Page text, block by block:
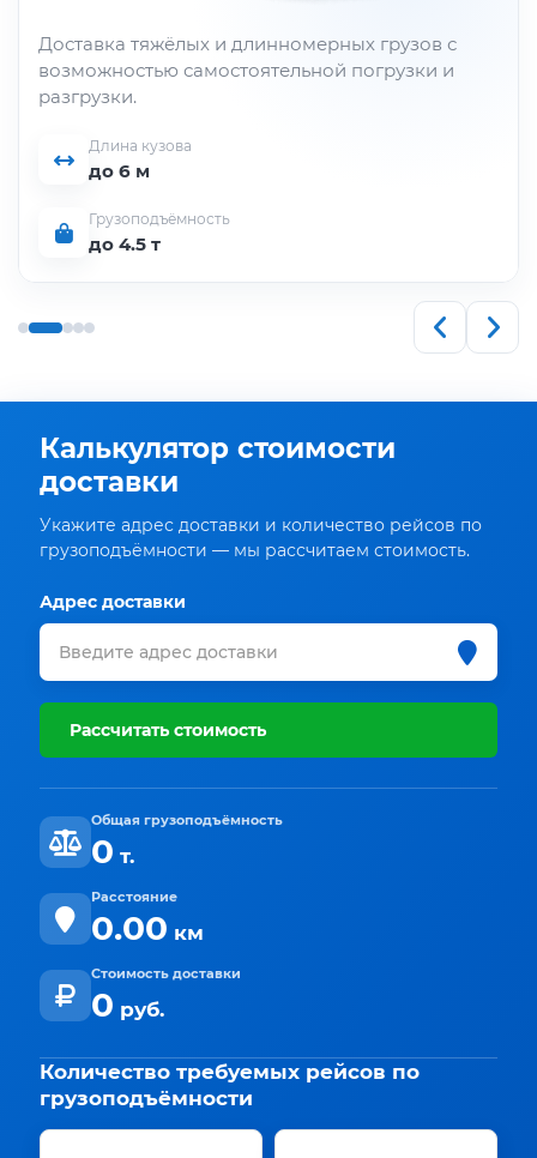
Доставка тяжёлых и длинномерных грузов с
возможностью самостоятельной погрузки и
разгрузки.
Длина кузова
до 6 м
Грузоподъёмность
до 4.5 т
Калькулятор стоимости
доставки
Укажите адрес доставки и количество рейсов по
грузоподъёмности — мы рассчитаем стоимость.
Адрес доставки
Рассчитать стоимость
Общая грузоподъёмность
0 т.
Расстояние
0.00 км
Стоимость доставки
0 руб.
Количество требуемых рейсов по
грузоподъёмности